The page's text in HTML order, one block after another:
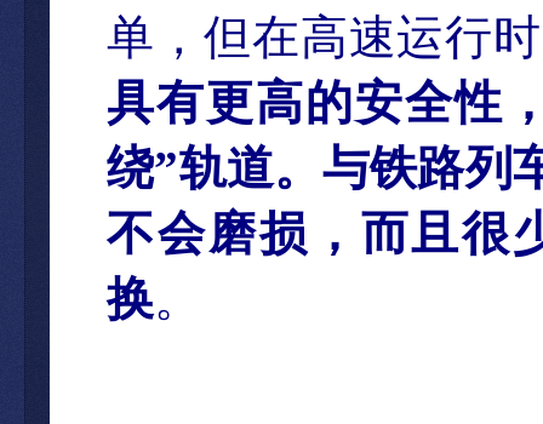
单，但在高速运行
具有更高的安全性
绕”轨道。与铁路列
不会磨损，而且很
换。